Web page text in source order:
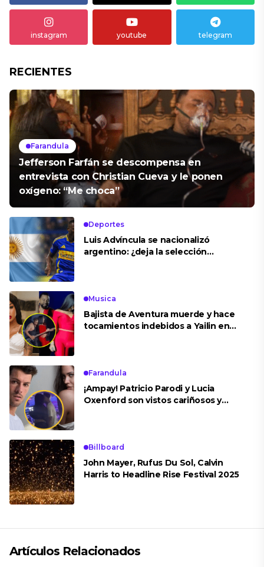
instagram youtube telegram
RECIENTES
Farandula
Jefferson Farfán se descompensa en
entrevista con Christian Cueva y le ponen
oxígeno: “Me choca”
Deportes
Luis Advíncula se nacionalizó
argentino: ¿deja la selección
Musica
Bajista de Aventura muerde y hace
tocamientos indebidos a Yailin en
Farandula
¡Ampay! Patricio Parodi y Lucia
Oxenford son vistos cariñosos y
Billboard
John Mayer, Rufus Du Sol, Calvin
Harris to Headline Rise Festival 2025
Artículos Relacionados